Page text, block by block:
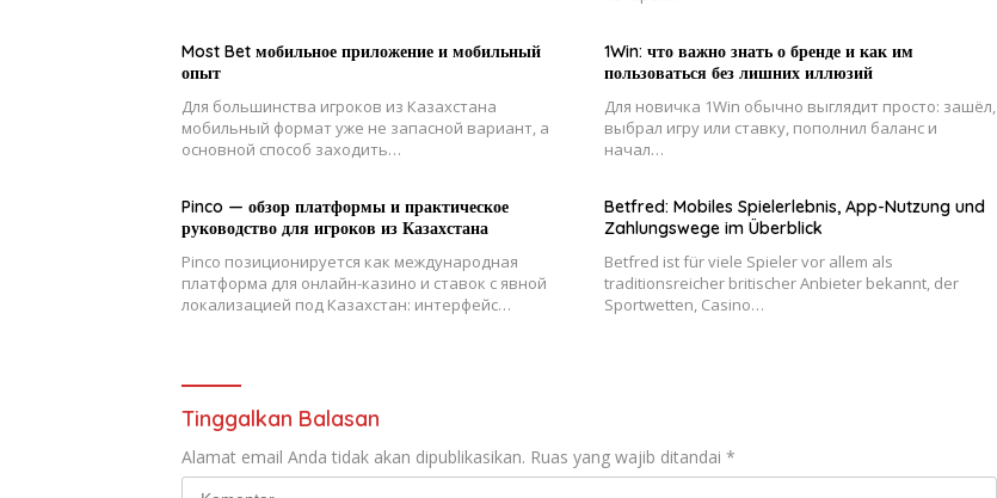
Most Bet мобильное приложение и мобильный
опыт
Для большинства игроков из Казахстана
мобильный формат уже не запасной вариант, а
основной способ заходить…
1Win: что важно знать о бренде и как им
пользоваться без лишних иллюзий
Для новичка 1Win обычно выглядит просто: зашёл,
выбрал игру или ставку, пополнил баланс и
начал…
Pinco — обзор платформы и практическое
руководство для игроков из Казахстана
Pinco позиционируется как международная
платформа для онлайн-казино и ставок с явной
локализацией под Казахстан: интерфейс…
Betfred: Mobiles Spielerlebnis, App-Nutzung und
Zahlungswege im Überblick
Betfred ist für viele Spieler vor allem als
traditionsreicher britischer Anbieter bekannt, der
Sportwetten, Casino…
Tinggalkan Balasan
Alamat email Anda tidak akan dipublikasikan. Ruas yang wajib ditandai *